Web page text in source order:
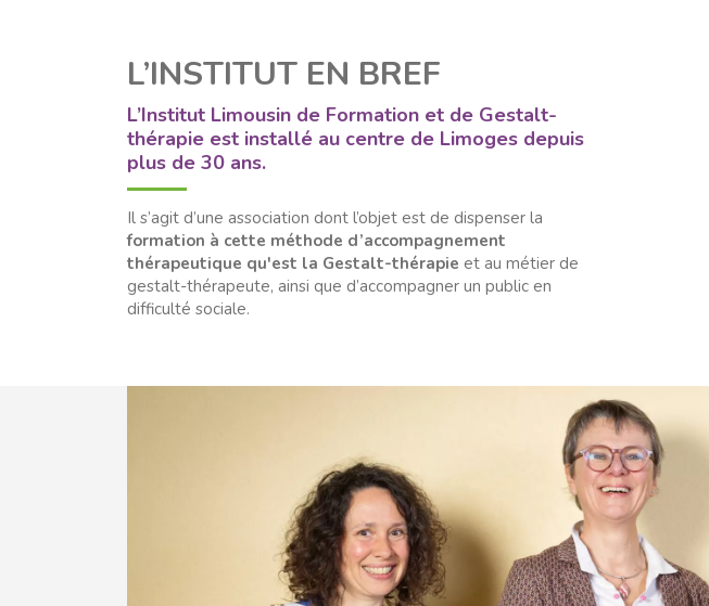
L’INSTITUT EN BREF
L’Institut Limousin de Formation et de Gestalt-
thérapie est installé au centre de Limoges depuis
plus de 30 ans.
Il s’agit d’une association dont l’objet est de dispenser la
formation à cette méthode d’accompagnement
thérapeutique qu'est la Gestalt-thérapie et au métier de
gestalt-thérapeute, ainsi que d’accompagner un public en
difficulté sociale.